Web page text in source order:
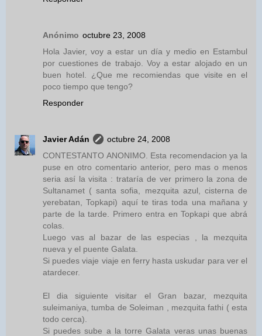
Anónimo octubre 23, 2008
Hola Javier, voy a estar un día y medio en Estambul
por cuestiones de trabajo. Voy a estar alojado en un
buen hotel. ¿Que me recomiendas que visite en el
poco tiempo que tengo?
Responder
Javier Adán
octubre 24, 2008
CONTESTANTO ANONIMO. Esta recomendacion ya la
puse en otro comentario anterior, pero mas o menos
seria así la visita : trataría de ver primero la zona de
Sultanamet ( santa sofia, mezquita azul, cisterna de
yerebatan, Topkapi) aquí te tiras toda una mañana y
parte de la tarde. Primero entra en Topkapi que abrá
colas.
Luego vas al bazar de las especias , la mezquita
nueva y el puente Galata.
Si puedes viaje viaje en ferry hasta uskudar para ver el
atardecer.
El dia siguiente visitar el Gran bazar, mezquita
suleimaniya, tumba de Soleiman , mezquita fathi ( esta
todo cerca).
Si puedes sube a la torre Galata veras unas buenas